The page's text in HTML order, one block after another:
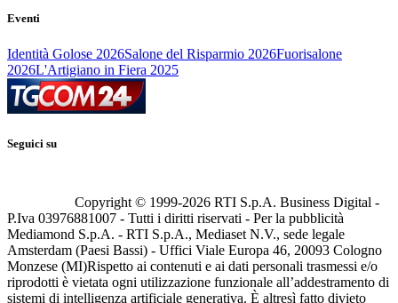
Eventi
Identità Golose 2026Salone del Risparmio 2026Fuorisalone
2026L'Artigiano in Fiera 2025
Seguici su
Copyright © 1999-2026 RTI S.p.A. Business Digital -
P.Iva 03976881007 - Tutti i diritti riservati - Per la pubblicità
Mediamond S.p.A. - RTI S.p.A., Mediaset N.V., sede legale
Amsterdam (Paesi Bassi) - Uffici Viale Europa 46, 20093 Cologno
Monzese (MI)Rispetto ai contenuti e ai dati personali trasmessi e/o
riprodotti è vietata ogni utilizzazione funzionale all’addestramento di
sistemi di intelligenza artificiale generativa. È altresì fatto divieto